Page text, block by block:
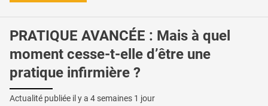
PRATIQUE AVANCÉE : Mais à quel
moment cesse-t-elle d’être une
pratique infirmière ?
Actualité publiée il y a 4 semaines 1 jour